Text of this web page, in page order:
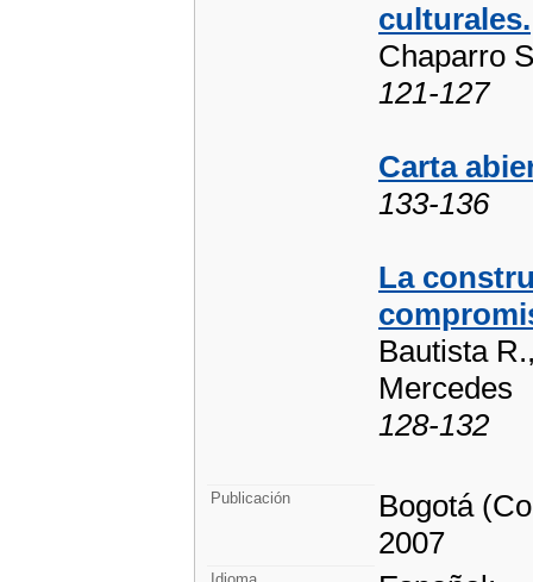
culturales.
Chaparro
121-127
Carta
133-136
La
Bautista
Mercedes
128-132
Publicación
Bogotá
2007